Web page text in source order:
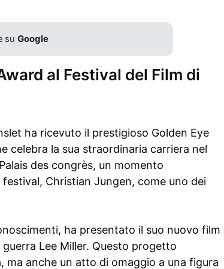
suGoogle
al Festival del Film di
ha ricevuto il prestigioso Golden Eye
celebra la sua straordinaria carriera nel
des congrès, un momento
Christian Jungen, come uno dei
ha presentato il suo nuovo film
Lee Miller. Questo progetto
anche un atto di omaggio a una figura